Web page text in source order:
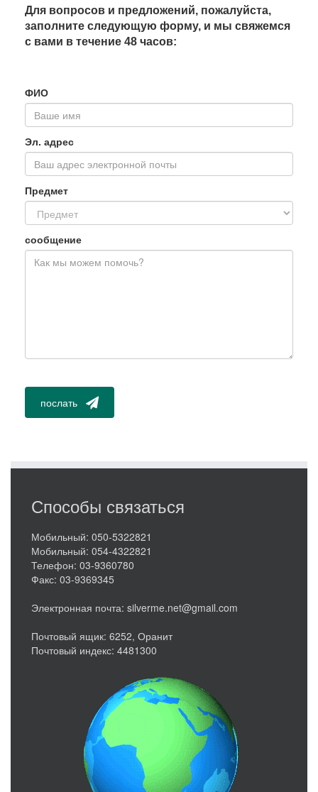
Для вопросов и предложений, пожалуйста,
заполните следующую форму, и мы свяжемся
с вами в течение 48 часов:
ФИО
Эл. адрес
Предмет
сообщение
послать
Способы связаться
Мобильный: 050-5322821
Мобильный: 054-4322821
Телефон: 03-9360780
Факс: 03-9369345
Электронная почта: silverme.net@gmail.com
Почтовый ящик: 6252, Оранит
Почтовый индекс: 4481300